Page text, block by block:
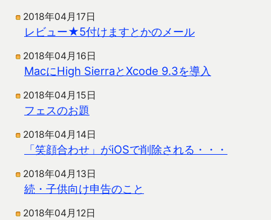
2018年04月17日
レビュー★5付けますとかのメール
2018年04月16日
MacにHigh SierraとXcode 9.3を導入
2018年04月15日
フェスのお題
2018年04月14日
「笑顔合わせ」がiOSで削除される・・・
2018年04月13日
続・子供向け申告のこと
2018年04月12日